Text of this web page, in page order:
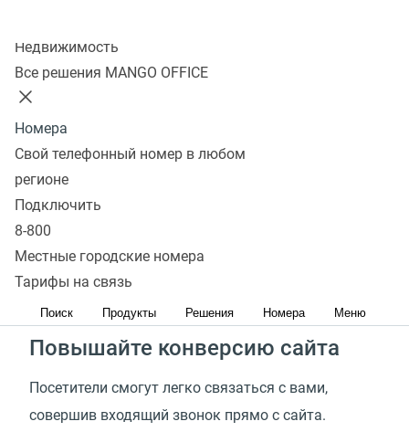
Недвижимость
Все решения MANGO OFFICE
Номера
Свой телефонный номер в любом
регионе
Подключить
8-800
Местные городские номера
Тарифы на связь
Поиск Продукты Решения Номера Меню
Установите виджет
Обратного звонка
Увеличьте количество звонков
Потенциальные клиенты могут уйти и выбрать
Сервис обратного звонка— отличная возможность
Повышайте конверсию сайта
Посетители смогут легко связаться с вами,
совершив входящий звонок прямо с сайта.